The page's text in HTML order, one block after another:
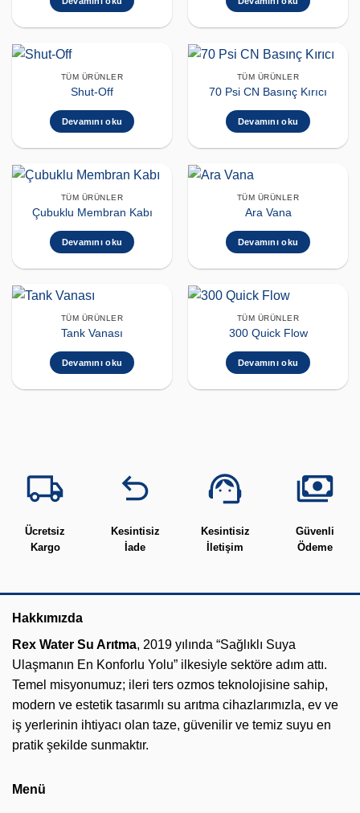
TÜM ÜRÜNLER
Shut-Off
Devamını oku
TÜM ÜRÜNLER
70 Psi CN Basınç Kırıcı
Devamını oku
TÜM ÜRÜNLER
Çubuklu Membran Kabı
Devamını oku
TÜM ÜRÜNLER
Ara Vana
Devamını oku
TÜM ÜRÜNLER
Tank Vanası
Devamını oku
TÜM ÜRÜNLER
300 Quick Flow
Devamını oku
Ücretsiz
Kargo
Kesintisiz
İade
Kesintisiz
İletişim
Güvenli
Ödeme
Hakkımızda
Rex Water Su Arıtma, 2019 yılında “Sağlıklı Suya
Ulaşmanın En Konforlu Yolu” ilkesiyle sektöre adım attı.
Temel misyonumuz; ileri ters ozmos teknolojisine sahip,
modern ve estetik tasarımlı su arıtma cihazlarımızla, ev ve
iş yerlerinin ihtiyacı olan taze, güvenilir ve temiz suyu en
pratik şekilde sunmaktır.
Menü